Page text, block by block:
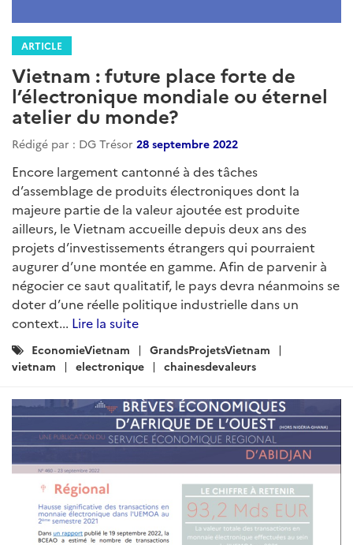
ARTICLE
Vietnam : future place forte de
l’électronique mondiale ou éternel
atelier du monde?
Rédigé par : DG Trésor 28 septembre 2022
Encore largement cantonné à des tâches
d’assemblage de produits électroniques dont la
majeure partie de la valeur ajoutée est produite
ailleurs, le Vietnam accueille depuis deux ans des
projets d’investissements étrangers qui pourraient
augurer d’une montée en gamme. Afin de parvenir à
négocier ce saut qualitatif, le pays devra néanmoins se
doter d’une réelle politique industrielle dans un
context... Lire la suite
Catégories
:
EconomieVietnam
GrandsProjetsVietnam
vietnam
electronique chainesdevaleurs